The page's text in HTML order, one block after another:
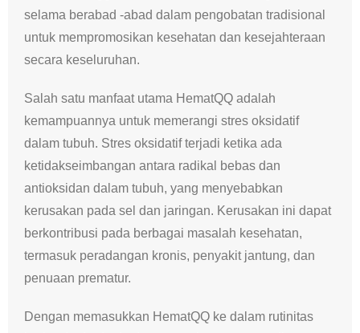
selama berabad -abad dalam pengobatan tradisional
untuk mempromosikan kesehatan dan kesejahteraan
secara keseluruhan.
Salah satu manfaat utama HematQQ adalah
kemampuannya untuk memerangi stres oksidatif
dalam tubuh. Stres oksidatif terjadi ketika ada
ketidakseimbangan antara radikal bebas dan
antioksidan dalam tubuh, yang menyebabkan
kerusakan pada sel dan jaringan. Kerusakan ini dapat
berkontribusi pada berbagai masalah kesehatan,
termasuk peradangan kronis, penyakit jantung, dan
penuaan prematur.
Dengan memasukkan HematQQ ke dalam rutinitas